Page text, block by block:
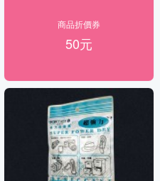
商品折價券
50元